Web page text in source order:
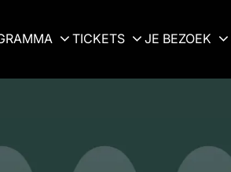
TICKETS JE BEZOEK